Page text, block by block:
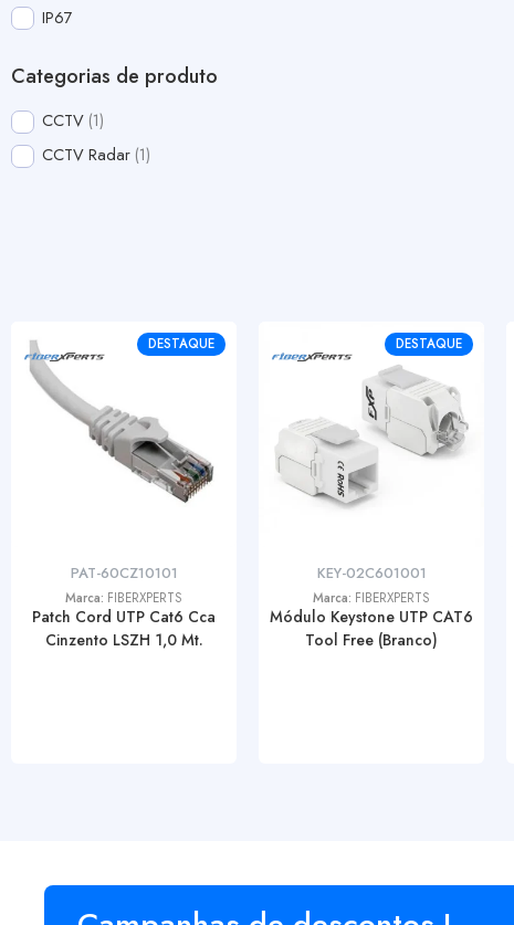
IP67
Categorias de produto
CCTV 1
CCTV Radar 1
DESTAQUE
PAT-60CZ10101
Marca: FIBERXPERTS
Patch Cord UTP Cat6 Cca
Cinzento LSZH 1,0 Mt.
DESTAQUE
KEY-02C601001
Marca: FIBERXPERTS
Módulo Keystone UTP CAT6
Tool Free (Branco)